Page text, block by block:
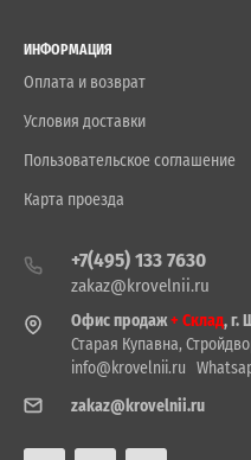
ИНФОРМАЦИЯ
Оплата и возврат
Условия доставки
Пользовательское соглашение
Карта проезда
+7(495) 133 7630
zakaz@krovelnii.ru
Офис продаж+ Склад, г.
Старая Купавна,
info@krovelnii.ru
zakaz@krovelnii.ru